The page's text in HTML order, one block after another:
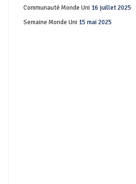
Communauté Monde Uni 16 juillet 2025
Semaine Monde Uni 15 mai 2025